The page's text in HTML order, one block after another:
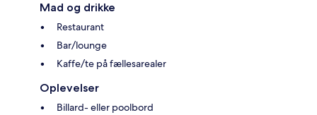
Mad og drikke
Restaurant
Bar/lounge
Kaffe/te på fællesarealer
Oplevelser
Billard- eller poolbord